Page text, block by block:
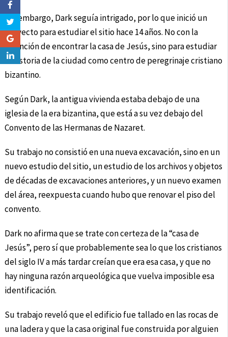
Sin embargo, Dark seguía intrigado, por lo que inició un
proyecto para estudiar el sitio hace 14 años. No con la
intención de encontrar la casa de Jesús, sino para estudiar
la historia de la ciudad como centro de peregrinaje cristiano
bizantino.
Según Dark, la antigua vivienda estaba debajo de una
iglesia de la era bizantina, que está a su vez debajo del
Convento de las Hermanas de Nazaret.
Su trabajo no consistió en una nueva excavación, sino en un
nuevo estudio del sitio, un estudio de los archivos y objetos
de décadas de excavaciones anteriores, y un nuevo examen
del área, reexpuesta cuando hubo que renovar el piso del
convento.
Dark no afirma que se trate con certeza de la “casa de
Jesús”, pero sí que probablemente sea lo que los cristianos
del siglo IV a más tardar creían que era esa casa, y que no
hay ninguna razón arqueológica que vuelva imposible esa
identificación.
Su trabajo reveló que el edificio fue tallado en las rocas de
una ladera y que la casa original fue construida por alguien